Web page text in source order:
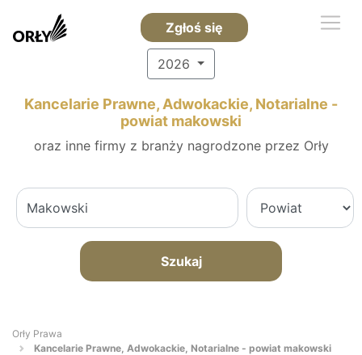
Zgłoś się
2026
Kancelarie Prawne, Adwokackie, Notarialne -
powiat makowski
oraz inne firmy z branży nagrodzone przez Orły
Szukaj
Orły Prawa
Kancelarie Prawne, Adwokackie, Notarialne - powiat makowski